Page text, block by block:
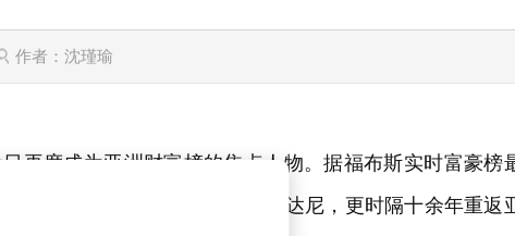
作者：沈瑾瑜
再度成为亚洲财富榜的焦点人物。据福布斯实时富豪榜
仅超越了印度富豪安巴尼和阿达尼，更时隔十余年重返